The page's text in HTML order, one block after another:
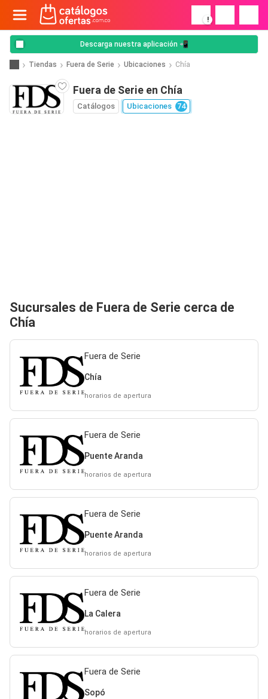
!
Descarga nuestra aplicación 📲
Tiendas Fuera de Serie Ubicaciones Chía
Fuera de Serie en Chía
Catálogos Ubicaciones 74
Sucursales de Fuera de Serie cerca de
Chía
Fuera de Serie
Chía
horarios de apertura
Fuera de Serie
Puente Aranda
horarios de apertura
Fuera de Serie
Puente Aranda
horarios de apertura
Fuera de Serie
La Calera
horarios de apertura
Fuera de Serie
Sopó